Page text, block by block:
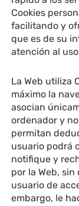
Cookies
facilitando y
que es de su
atención al
La Web utiliza
máximo la
asocian
ordenador y
permitan
usuario podrá
notifique y
por la Web,
usuario de
embargo, le